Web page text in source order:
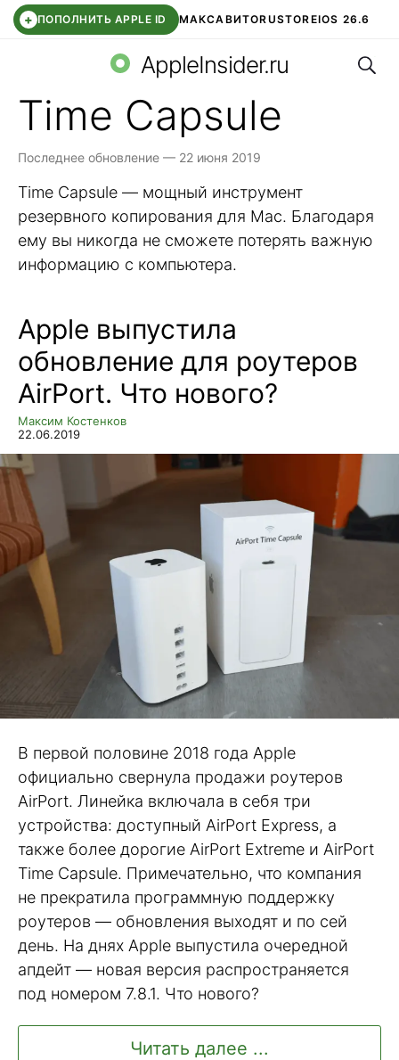
+ ПОПОЛНИТЬ APPLE ID МАКСАВИТОRUSTOREIOS 26.6
СБЕР КИДС ВТБ ОНЛАЙН ЧАТ В ROBLOX
AppleInsider.ru
Time Capsule
Последнее обновление — 22 июня 2019
Time Capsule — мощный инструмент
резервного копирования для Mac. Благодаря
ему вы никогда не сможете потерять важную
информацию с компьютера.
Apple выпустила
обновление для роутеров
AirPort. Что нового?
Максим Костенков
22.06.2019
В первой половине 2018 года Apple
официально свернула продажи роутеров
AirPort. Линейка включала в себя три
устройства: доступный AirPort Express, а
также более дорогие AirPort Extreme и AirPort
Time Capsule. Примечательно, что компания
не прекратила программную поддержку
роутеров — обновления выходят и по сей
день. На днях Apple выпустила очередной
апдейт — новая версия распространяется
под номером 7.8.1. Что нового?
Читать далее ...